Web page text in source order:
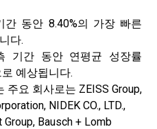
동안 8.40%의 가장 빠른
다.
기간 동안 연평균 성장률
예상됩니다.
주요 회사로는 ZEISS Group,
NIDEK CO., LTD.,
Bausch + Lomb